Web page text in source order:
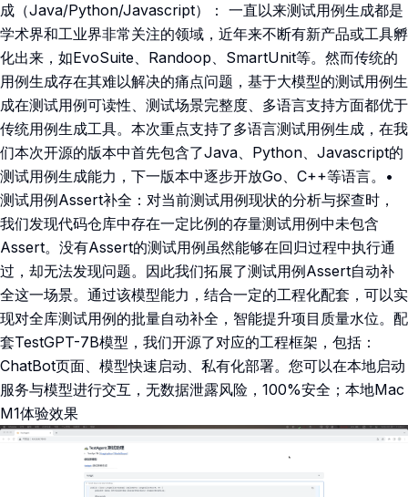
成（Java/Python/Javascript）： 一直以来测试用例生成都是
学术界和工业界非常关注的领域，近年来不断有新产品或工具孵
化出来，如EvoSuite、Randoop、SmartUnit等。然而传统的
用例生成存在其难以解决的痛点问题，基于大模型的测试用例生
成在测试用例可读性、测试场景完整度、多语言支持方面都优于
传统用例生成工具。本次重点支持了多语言测试用例生成，在我
们本次开源的版本中首先包含了Java、Python、Javascript的
测试用例生成能力，下一版本中逐步开放Go、C++等语言。•
测试用例Assert补全：对当前测试用例现状的分析与探查时，
我们发现代码仓库中存在一定比例的存量测试用例中未包含
Assert。没有Assert的测试用例虽然能够在回归过程中执行通
过，却无法发现问题。因此我们拓展了测试用例Assert自动补
全这一场景。通过该模型能力，结合一定的工程化配套，可以实
现对全库测试用例的批量自动补全，智能提升项目质量水位。配
套TestGPT-7B模型，我们开源了对应的工程框架，包括：
ChatBot页面、模型快速启动、私有化部署。您可以在本地启动
服务与模型进行交互，无数据泄露风险，100%安全；本地Mac
M1体验效果